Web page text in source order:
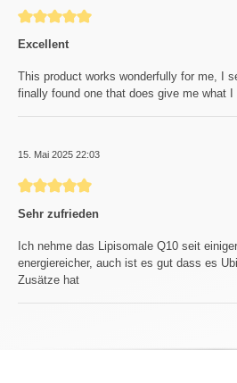
Bewertung mit 5 von 5 Sternen
Excellent
This product works wonderfully for me, I
finally found one that does give me what I
15. Mai 2025 22:03
Bewertung mit 5 von 5 Sternen
Sehr zufrieden
Ich nehme das Lipisomale Q10 seit
energiereicher, auch ist es gut dass es
Zusätze hat